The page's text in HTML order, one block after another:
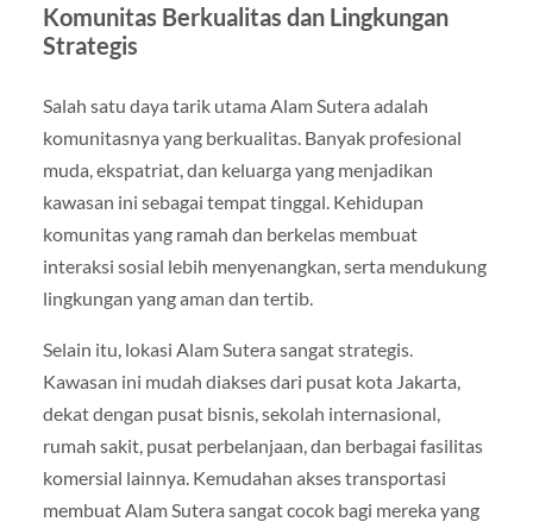
Komunitas Berkualitas dan Lingkungan
Strategis
Salah satu daya tarik utama Alam Sutera adalah
komunitasnya yang berkualitas. Banyak profesional
muda, ekspatriat, dan keluarga yang menjadikan
kawasan ini sebagai tempat tinggal. Kehidupan
komunitas yang ramah dan berkelas membuat
interaksi sosial lebih menyenangkan, serta mendukung
lingkungan yang aman dan tertib.
Selain itu, lokasi Alam Sutera sangat strategis.
Kawasan ini mudah diakses dari pusat kota Jakarta,
dekat dengan pusat bisnis, sekolah internasional,
rumah sakit, pusat perbelanjaan, dan berbagai fasilitas
komersial lainnya. Kemudahan akses transportasi
membuat Alam Sutera sangat cocok bagi mereka yang